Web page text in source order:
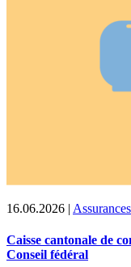
16.06.2026 | Assurances
Caisse cantonale de
Conseil fédéral